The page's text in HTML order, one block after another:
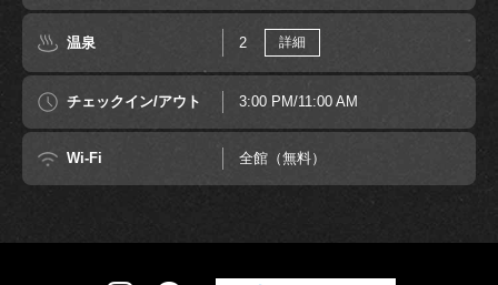
温泉 2 詳細
チェックイン/アウト 3:00 PM/11:00 AM
Wi-Fi 全館（無料）